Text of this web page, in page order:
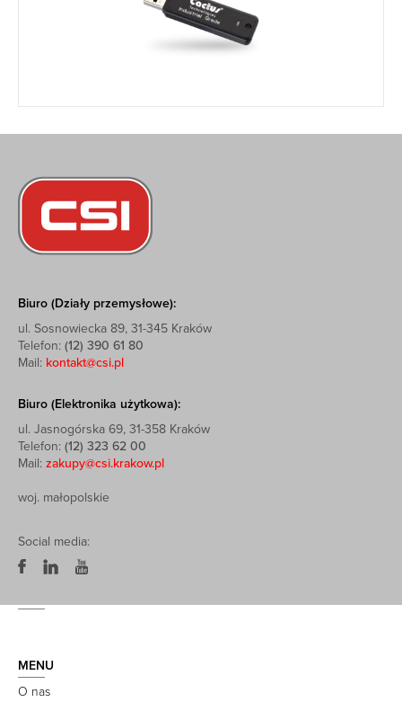
Biuro (Działy przemysłowe):
ul. Sosnowiecka 89, 31-345 Kraków
Telefon: (12) 390 61 80
Mail: kontakt@csi.pl
Biuro (Elektronika użytkowa):
ul. Jasnogórska 69, 31-358 Kraków
Telefon: (12) 323 62 00
Mail: zakupy@csi.krakow.pl
woj. małopolskie
Social media:
MENU
O nas